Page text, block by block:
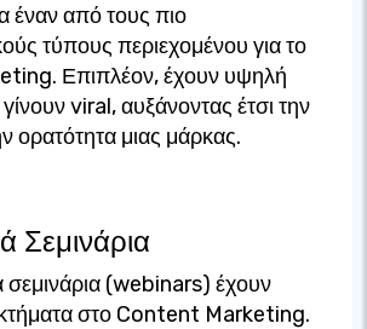
έναν από τους πιο
τύπους περιεχομένου για το
Επιπλέον, έχουν υψηλή
viral, αυξάνοντας έτσι την
ορατότητα μιας μάρκας.
Σεμινάρια
σεμινάρια (webinars) έχουν
στο Content Marketing.